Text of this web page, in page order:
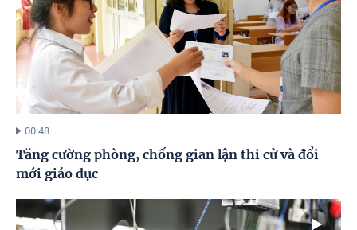
00:48
Tăng cường phòng, chống gian lận thi cử và đổi
mới giáo dục